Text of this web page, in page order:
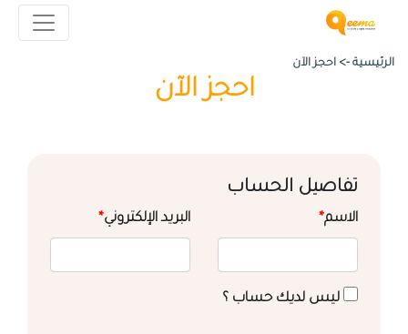
الرئيسية -> احجز الآن
احجز الآن
تفاصيل الحساب
الاسم* البريد الإلكتروني*
ليس لديك حساب ؟